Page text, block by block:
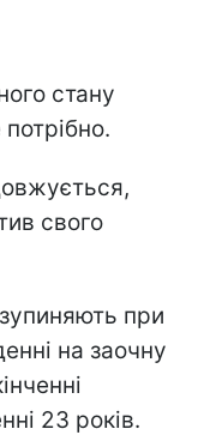
стану
свого
при
на заочну
23 років.